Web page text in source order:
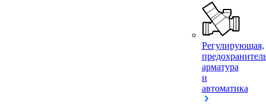
Регулирующая,
арматура
и
автоматика